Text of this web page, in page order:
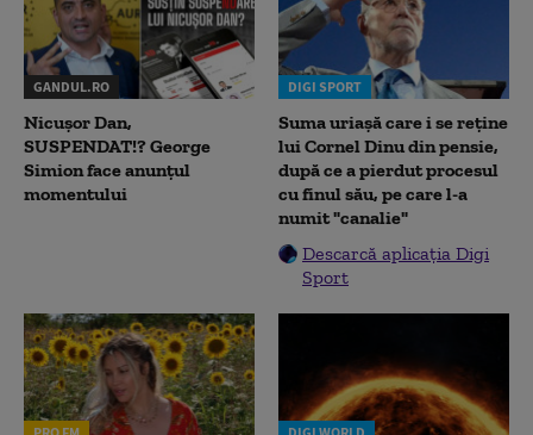
GANDUL.RO
Nicușor Dan,
SUSPENDAT!? George
Simion face anunțul
momentului
DIGI SPORT
Suma uriașă care i se reține
lui Cornel Dinu din pensie,
după ce a pierdut procesul
cu finul său, pe care l-a
numit "canalie"
Descarcă aplicația Digi
Sport